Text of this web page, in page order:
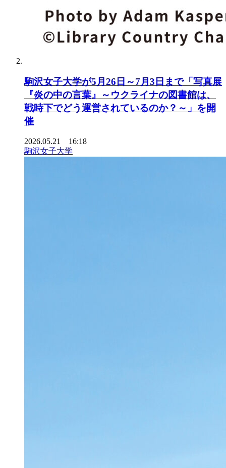
駒沢女子大学が5月26日～7月3日まで「写真展
『炎の中の言葉』～ウクライナの図書館は、
戦時下でどう運営されているのか？～」を開
催
2026.05.21 16:18
駒沢女子大学